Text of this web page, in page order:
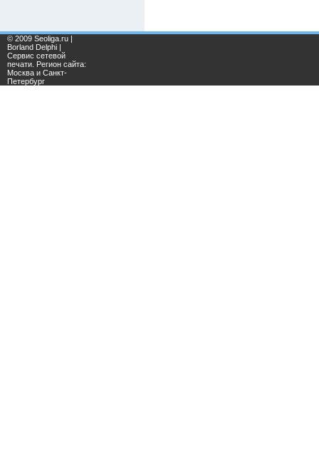
© 2009 Seoliga.ru |
Borland Delphi |
Сервис сетевой
печати. Регион сайта:
Москва и Санкт-
Петербург